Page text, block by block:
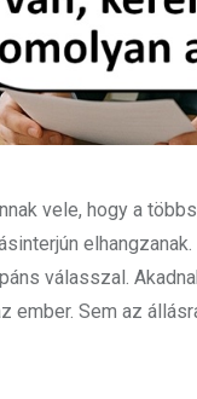
vele, hogy a
válasszal.
ember. Sem az